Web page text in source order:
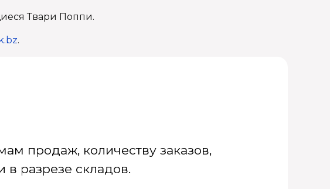
Твари Поппи.
.
продаж, количеству заказов,
разрезе складов.